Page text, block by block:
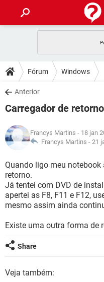
CELULAR
OUTLOOK
INSTAGRAM
GUIA DE COMPRAS
DICAS
JOGOS
INSTAGRAM
GUIA DE COMPRAS
DOWNLOADS
JOGOS
CELULAR
OUTLOOK
INSTAGRAM
GUIA DE COMPRAS
FÓRUM
JOGOS
CELULAR
OUTLOOK
INSTAGRAM
GUIA DE COMPRAS
GLOSSÁRIO
JOGOS
CELULAR
OUTLOOK
GUIA DE COMPRAS
Fórum Windows
Anterior
Carregador de
Francys Martins - 18 jan
Francys Martins - 21
Quando ligo meu notebook
retorno.
Já tentei com DVD de
apertei as F8, F11 e F12,
mesmo assim ainda
Existe uma outra forma de
Share
Veja também: